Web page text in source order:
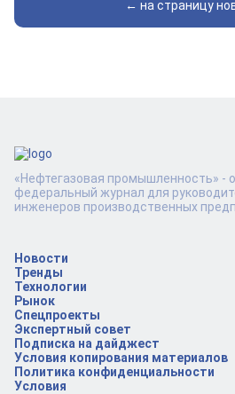
← на страницу
Новости
Тренды
Технологии
Рынок
Спецпроекты
Экспертный совет
Подписка на дайджест
Условия копирования материалов
Политика конфиденциальности
Условия
«Нефтегазовая промышленность» -
федеральный журнал для
инженеров производственных